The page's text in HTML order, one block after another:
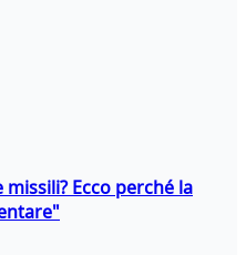
Ecco perché la